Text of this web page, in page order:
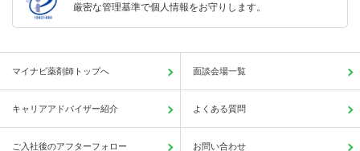
厳密な管理基準で個人情報をお守りします。
マイナビ薬剤師トップへ 面談会場一覧
キャリアアドバイザー紹介 よくある質問
ご入社後のアフターフォロー お問い合わせ